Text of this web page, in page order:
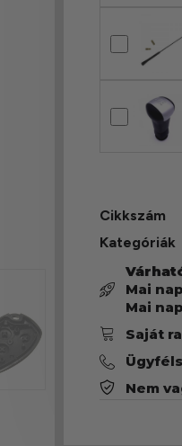
Cikkszám
Kategóriák
Mai
Mai
Saját
Nem